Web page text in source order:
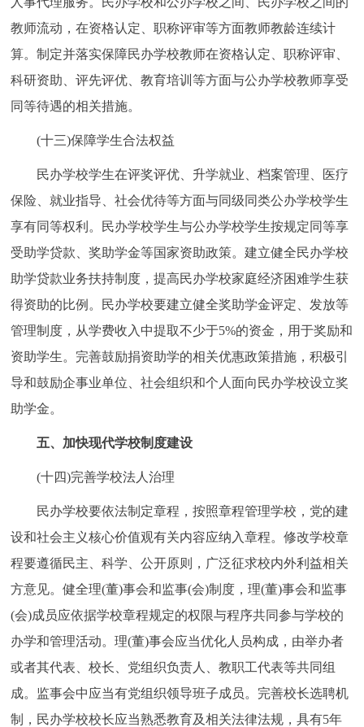
教师流动，在资格认定、职称评审等方面教师教龄连续计
算。制定并落实保障民办学校教师在资格认定、职称评审、
科研资助、评先评优、教育培训等方面与公办学校教师享受
同等待遇的相关措施。
(十三)保障学生合法权益
民办学校学生在评奖评优、升学就业、档案管理、医疗
保险、就业指导、社会优待等方面与同级同类公办学校学生
享有同等权利。民办学校学生与公办学校学生按规定同等享
受助学贷款、奖助学金等国家资助政策。建立健全民办学校
助学贷款业务扶持制度，提高民办学校家庭经济困难学生获
得资助的比例。民办学校要建立健全奖助学金评定、发放等
管理制度，从学费收入中提取不少于5%的资金，用于奖励和
资助学生。完善鼓励捐资助学的相关优惠政策措施，积极引
导和鼓励企事业单位、社会组织和个人面向民办学校设立奖
助学金。
五、加快现代学校制度建设
(十四)完善学校法人治理
民办学校要依法制定章程，按照章程管理学校，党的建
设和社会主义核心价值观有关内容应纳入章程。修改学校章
程要遵循民主、科学、公开原则，广泛征求校内外利益相关
方意见。健全理(董)事会和监事(会)制度，理(董)事会和监事
(会)成员应依据学校章程规定的权限与程序共同参与学校的
办学和管理活动。理(董)事会应当优化人员构成，由举办者
或者其代表、校长、党组织负责人、教职工代表等共同组
成。监事会中应当有党组织领导班子成员。完善校长选聘机
制，民办学校校长应当熟悉教育及相关法律法规，具有5年